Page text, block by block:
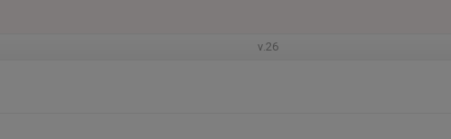
v.26